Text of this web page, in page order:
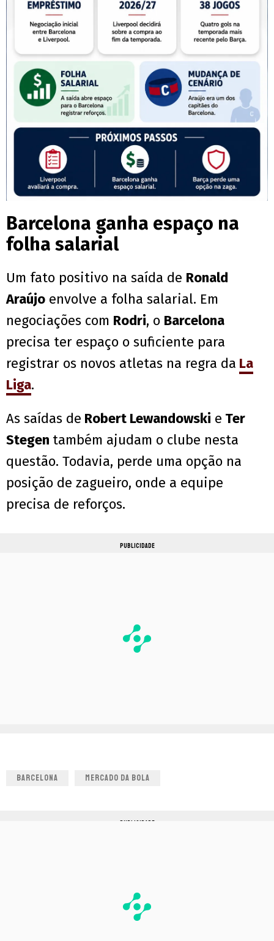
Barcelona ganha espaço na
folha salarial
Um fato positivo na saída de Ronald
Araújo envolve a folha salarial. Em
negociações com Rodri, o Barcelona
precisa ter espaço o suficiente para
registrar os novos atletas na regra da La
Liga.
As saídas de Robert Lewandowski e Ter
Stegen também ajudam o clube nesta
questão. Todavia, perde uma opção na
posição de zagueiro, onde a equipe
precisa de reforços.
PUBLICIDADE
BARCELONA MERCADO DA BOLA
PUBLICIDADE